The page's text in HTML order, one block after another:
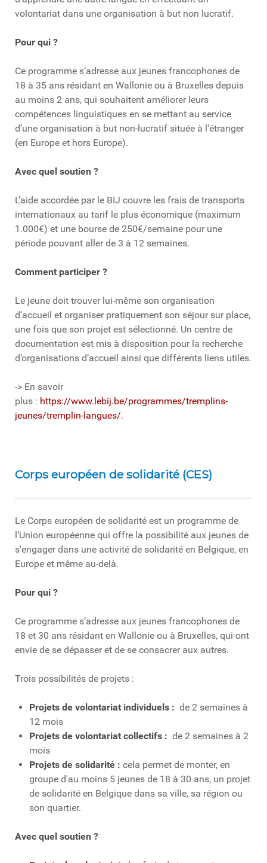
volontariat dans une organisation à but non lucratif.
Pour qui ?
Ce programme s’adresse aux jeunes francophones de
18 à 35 ans résidant en Wallonie ou à Bruxelles depuis
au moins 2 ans, qui souhaitent améliorer leurs
compétences linguistiques en se mettant au service
d’une organisation à but non-lucratif située à l'étranger
(en Europe et hors Europe).
Avec quel soutien ?
L’aide accordée par le BIJ couvre les frais de transports
internationaux au tarif le plus économique (maximum
1.000€) et une bourse de 250€/semaine pour une
période pouvant aller de 3 à 12 semaines.
Comment participer ?
Le jeune doit trouver lui-même son organisation
d’accueil et organiser pratiquement son séjour sur place,
une fois que son projet est sélectionné. Un centre de
documentation est mis à disposition pour la recherche
d’organisations d’accueil ainsi que différents liens utiles.
-> En savoir
plus : https://www.lebij.be/programmes/tremplins-
jeunes/tremplin-langues/.
Corps européen de solidarité (CES)
Le Corps européen de solidarité est un programme de
l’Union européenne qui offre la possibilité aux jeunes de
s'engager dans une activité de solidarité en Belgique, en
Europe et même au-delà.
Pour qui ?
Ce programme s’adresse aux jeunes francophones de
18 et 30 ans résidant en Wallonie ou à Bruxelles, qui ont
envie de se dépasser et de se consacrer aux autres.
Trois possibilités de projets :
Projets de volontariat individuels : de 2 semaines à
12 mois
Projets de volontariat collectifs : de 2 semaines à 2
mois
Projets de solidarité : cela permet de monter, en
groupe d'au moins 5 jeunes de 18 à 30 ans, un projet
de solidarité en Belgique dans sa ville, sa région ou
son quartier.
Avec quel soutien ?